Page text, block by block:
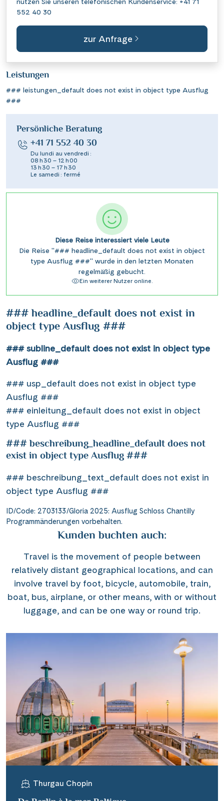
### headline_default does not exist in
object type Ausflug ###
### subline_default does not exist in object type
Ausflug ###
### usp_default does not exist in object type
Ausflug ###
### einleitung_default does not exist in object
type Ausflug ###
### beschreibung_headline_default does not
exist in object type Ausflug ###
### beschreibung_text_default does not exist in
object type Ausflug ###
ID/Code: 2703133/Gloria 2025: Ausflug Schloss Chantilly
Programmänderungen vorbehalten.
552 40 30
zur Anfrage
Leistungen
### leistungen_default does not exist in object type Ausflug
###
Persönliche Beratung
+41 71 552 40 30
Du lundi au vendredi :
08 h 30 – 12 h 00
13 h 30 – 17 h 30
Le samedi : fermé
Diese Reise interessiert viele Leute
Die Reise "### headline_default does not exist in object
type Ausflug ###" wurde in den letzten Monaten
regelmäßig gebucht.
Ein weiterer Nutzer online.
Kunden buchten auch:
Travel is the movement of people between
relatively distant geographical locations, and can
involve travel by foot, bicycle, automobile, train,
boat, bus, airplane, or other means, with or without
luggage, and can be one way or round trip.
Thurgau Chopin